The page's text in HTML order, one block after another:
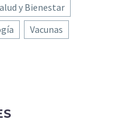
y Bienestar
Vacunas